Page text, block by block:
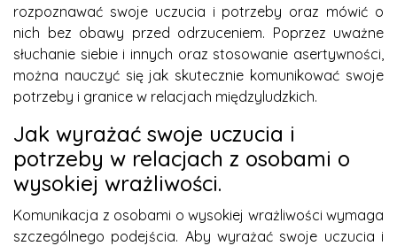
rozpoznawać swoje uczucia i potrzeby oraz mówić o
nich bez obawy przed odrzuceniem. Poprzez uważne
słuchanie siebie i innych oraz stosowanie asertywności,
można nauczyć się jak skutecznie komunikować swoje
potrzeby i granice w relacjach międzyludzkich.
Jak wyrażać swoje uczucia i
potrzeby w relacjach z osobami o
wysokiej wrażliwości.
Komunikacja z osobami o wysokiej wrażliwości wymaga
szczególnego podejścia. Aby wyrażać swoje uczucia i